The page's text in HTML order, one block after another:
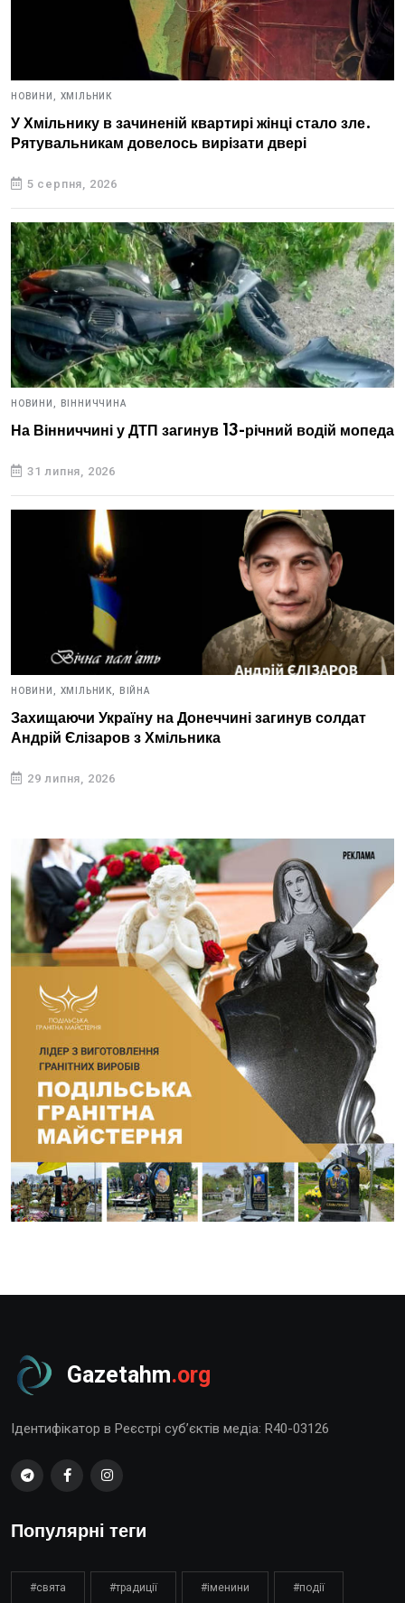
НОВИНИ, ХМІЛЬНИК
У Хмільнику в зачиненій квартирі жінці стало зле.
Рятувальникам довелось вирізати двері
5 серпня, 2026
НОВИНИ, ВІННИЧЧИНА
На Вінниччині у ДТП загинув 13-річний водій мопеда
31 липня, 2026
НОВИНИ, ХМІЛЬНИК, ВІЙНА
Захищаючи Україну на Донеччині загинув солдат
Андрій Єлізаров з Хмільника
29 липня, 2026
Gazetahm.org
Ідентифікатор в Реєстрі суб’єктів медіа: R40-03126
Популярні теги
#свята #традиції #іменини #події